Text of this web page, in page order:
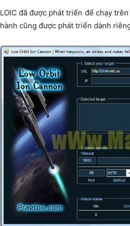
LOIC đã được phát triển để chạy
hành cũng được phát triển dành